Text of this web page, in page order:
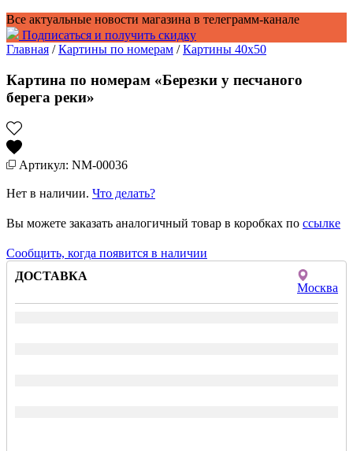
Все актуальные новости магазина в телеграмм-канале
Подписаться и получить скидку
Главная /Картины по номерам /Картины 40x50
Картина по номерам «Березки у песчаного
берега реки»
Артикул: NM-00036
Нет в наличии. Что делать?
Вы можете заказать аналогичный товар в коробках по ссылке
Сообщить, когда появится в наличии
ДОСТАВКА
Москва